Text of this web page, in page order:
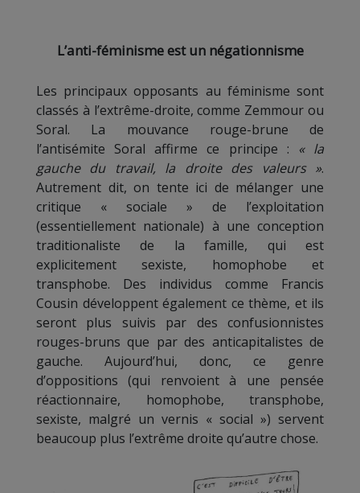
L’anti-féminisme est un négationnisme
Les principaux opposants au féminisme sont
classés à l’extrême-droite, comme Zemmour ou
Soral. La mouvance rouge-brune de
l’antisémite Soral affirme ce principe : « la
gauche du travail, la droite des valeurs ».
Autrement dit, on tente ici de mélanger une
critique « sociale » de l’exploitation
(essentiellement nationale) à une conception
traditionaliste de la famille, qui est
explicitement sexiste, homophobe et
transphobe. Des individus comme Francis
Cousin développent également ce thème, et ils
seront plus suivis par des confusionnistes
rouges-bruns que par des anticapitalistes de
gauche. Aujourd’hui, donc, ce genre
d’oppositions (qui renvoient à une pensée
réactionnaire, homophobe, transphobe,
sexiste, malgré un vernis « social ») servent
beaucoup plus l’extrême droite qu’autre chose.